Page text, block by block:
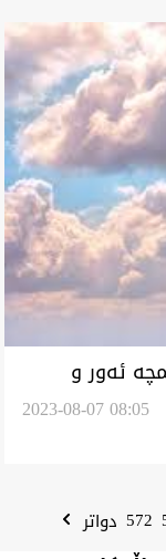
کەشناسی هەرێم: ئاسمان بوودە نیمچە ئەور و
2023-08-07 08:05
572 دواتر